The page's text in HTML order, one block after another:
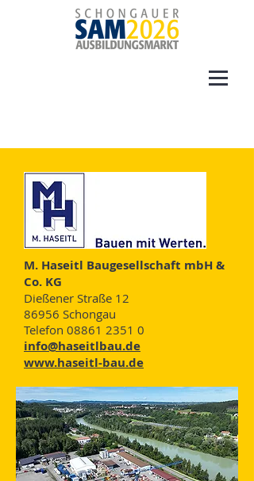
M. Haseitl Baugesellschaft mbH &
Co. KG
Dießener Straße 12
86956 Schongau
Telefon 08861 2351 0
info@haseitlbau.de
www.haseitl-bau.de